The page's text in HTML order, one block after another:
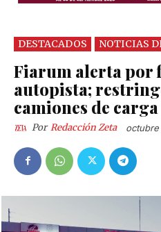
DESTACADOS NOTICIAS
Fiarum alerta por
autopista;
camiones de carga
Por Redacción Zeta octubre